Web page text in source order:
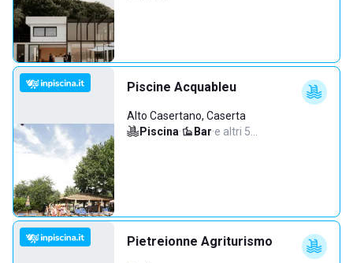
Piscine Acquableu
Alto Casertano, Caserta
Piscina· Bar·e altri 5…
Pietreionne Agriturismo